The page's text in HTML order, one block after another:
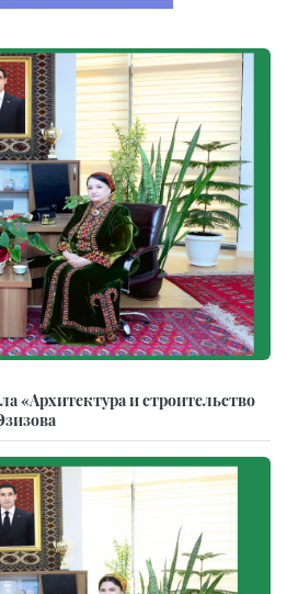
«Архитектура и строительство